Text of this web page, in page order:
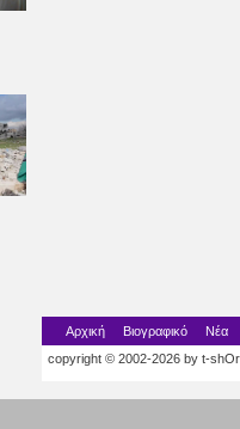
Αρχική Βιογραφικό
Νέα
copyright © 2002-2026 by t-